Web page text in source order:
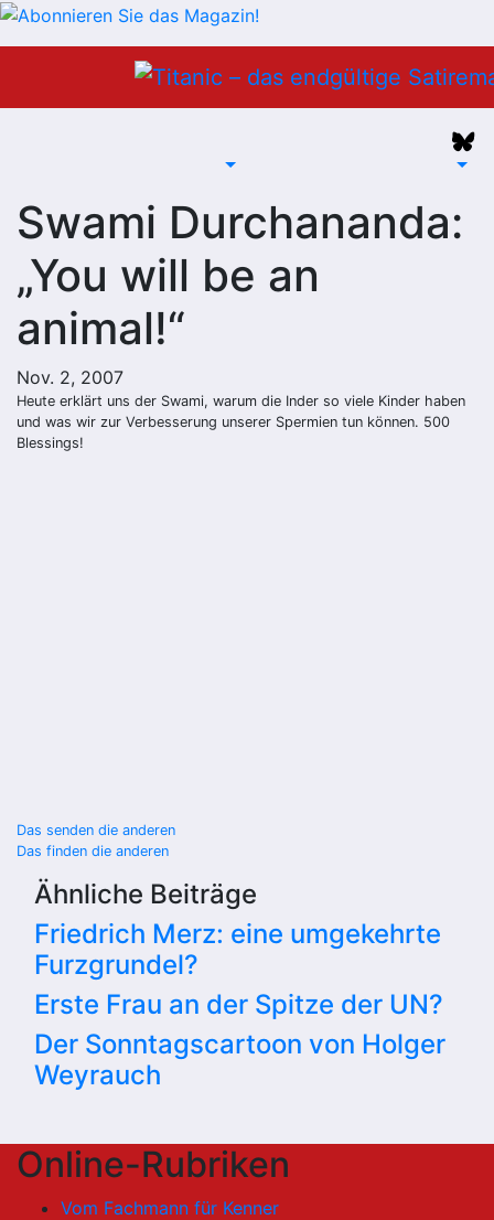
Swami Durchananda:
„You will be an
animal!“
Nov. 2, 2007
Heute erklärt uns der Swami, warum die Inder so viele Kinder haben
und was wir zur Verbesserung unserer Spermien tun können. 500
Blessings!
Beitragsnavigation
Das senden die anderen
Das finden die anderen
Ähnliche Beiträge
Friedrich Merz: eine umgekehrte
Furzgrundel?
Erste Frau an der Spitze der UN?
Der Sonntagscartoon von Holger
Weyrauch
Online-Rubriken
Vom Fachmann für Kenner